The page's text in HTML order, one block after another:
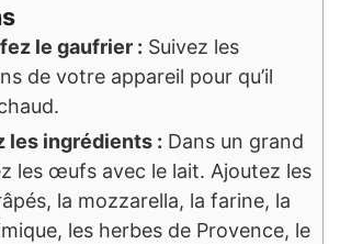
le gaufrier : Suivez les
de votre appareil pour qu’il
les ingrédients : Dans un grand
les œufs avec le lait. Ajoutez les
la mozzarella, la farine, la
les herbes de Provence, le